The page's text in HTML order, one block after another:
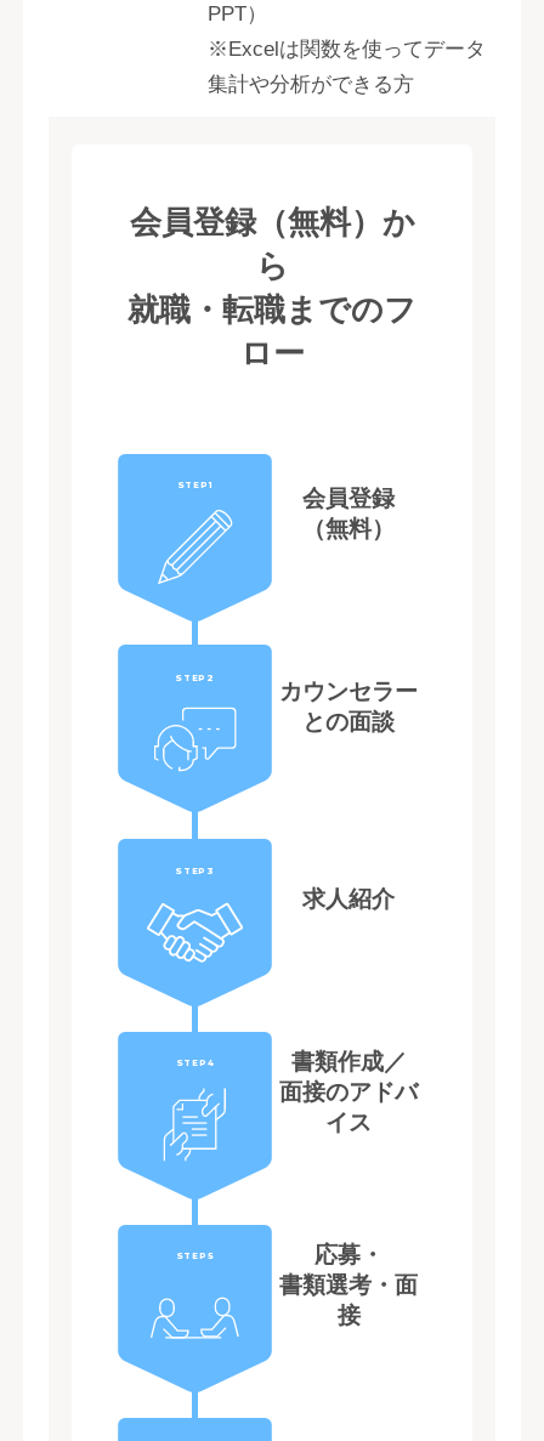
PPT）
※Excelは関数を使ってデータ
集計や分析ができる方
会員登録（無料）か
ら
就職・転職までのフ
ロー
STEP1
会員登録
（無料）
STEP2
カウンセラー
との面談
STEP3
求人紹介
STEP4
書類作成／
面接のアドバ
イス
STEP5
応募・
書類選考・面
接